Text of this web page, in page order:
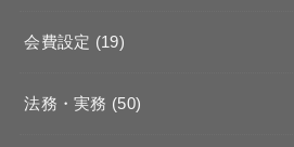
会費設定 (19)
法務・実務 (50)